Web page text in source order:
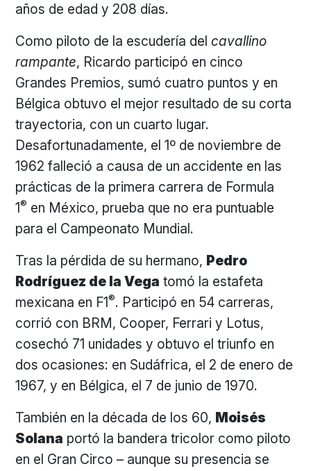
años de edad y 208 días.
Como piloto de la escudería delcavallino
rampante, Ricardo participó en cinco
Grandes Premios, sumó cuatro puntos y en
Bélgica obtuvo el mejor resultado de su corta
trayectoria, con un cuarto lugar.
Desafortunadamente, el 1º de noviembre de
1962 falleció a causa de un accidente en las
prácticas de la primera carrera de Formula
1® en México, prueba que no era puntuable
para el Campeonato Mundial.
Tras la pérdida de su hermano, Pedro
Rodríguez de la Vega tomó la estafeta
mexicana en F1®. Participó en 54 carreras,
corrió con BRM, Cooper, Ferrari y Lotus,
cosechó 71 unidades y obtuvo el triunfo en
dos ocasiones: en Sudáfrica, el 2 de enero de
1967, y en Bélgica, el 7 de junio de 1970.
También en la década de los 60, Moisés
Solana portó la bandera tricolor como piloto
en el Gran Circo – aunque su presencia se